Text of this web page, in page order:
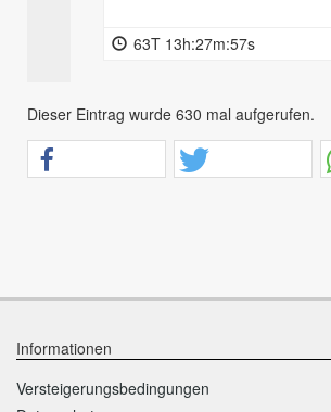
63T 13h:27m:57s
Dieser Eintrag wurde 630 mal aufgerufen.
Informationen
Versteigerungsbedingungen